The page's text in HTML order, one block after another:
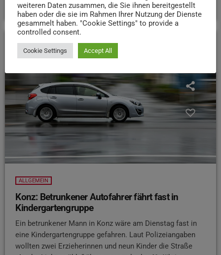
ALLGEMEIN
Konz: Betrunkener Autofahrer fährt fast in
Kindergartengruppe
Ein betrunkener Mann in Konz wäre am Dienstag fast in
eine Kindergartengruppe gefahren. Laut Polizeiangaben
wollten zwei Erzieherinnen und neun Kinder die Straße
weiteren Daten zusammen, die Sie ihnen bereitgestellt
haben oder die sie im Rahmen Ihrer Nutzung der Dienste
gesammelt haben. "Cookie Settings" to provide a
controlled consent.
Cookie Settings Accept All